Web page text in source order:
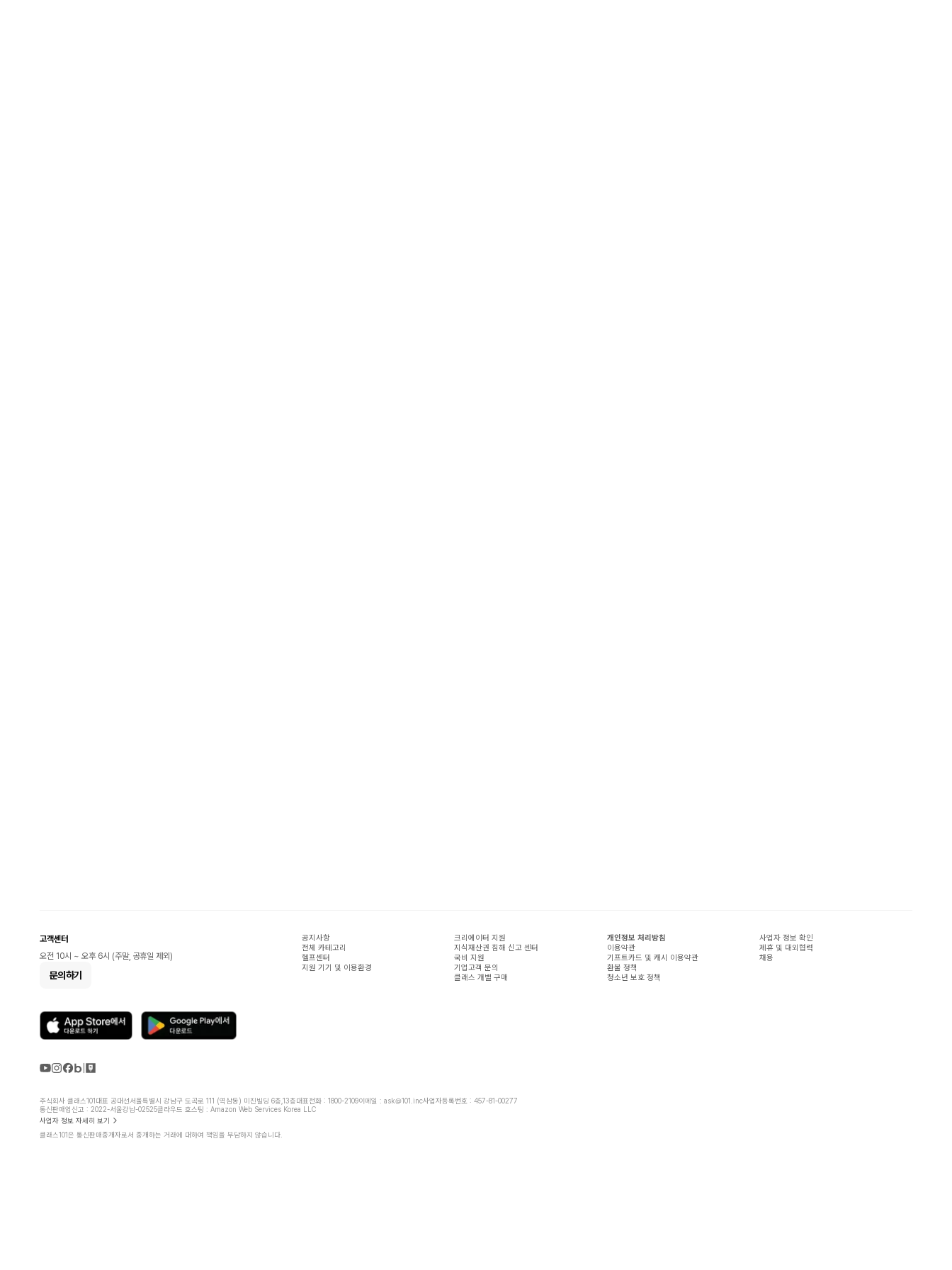
고객센터
오전 10시 ~ 오후 6시 (주말, 공휴일 제외)
문의하기
공지사항
전체 카테고리
헬프센터
지원 기기 및 이용환경
크리에이터 지원
지식재산권 침해 신고 센터
국비 지원
기업고객 문의
클래스 개별 구매
개인정보 처리방침
이용약관
기프트카드 및 캐시 이용약관
환불 정책
청소년 보호 정책
사업자 정보 확인
제휴 및 대외협력
채용
주식회사 클래스101대표 공대선서울특별시 강남구 도곡로 111 (역삼동) 미진빌딩 6층,13층대표전화 : 1800-2109이메일 : ask@101.inc사업자등록번호 : 457-81-00277
통신판매업신고 : 2022-서울강남-02525클라우드 호스팅 : Amazon Web Services Korea LLC
사업자 정보 자세히 보기
클래스101은 통신판매중개자로서 중개하는 거래에 대하여 책임을 부담하지 않습니다.